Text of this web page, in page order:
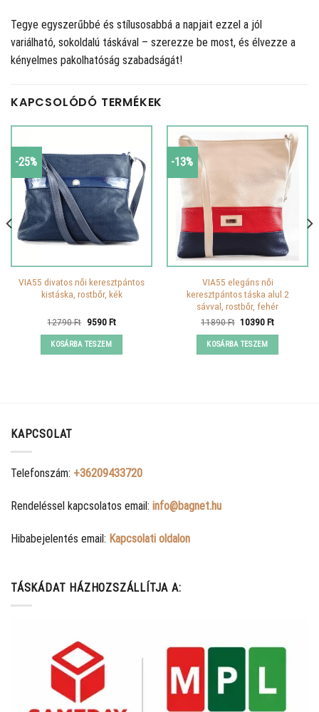
Tegye egyszerűbbé és stílusosabbá a napjait ezzel a jól
variálható, sokoldalú táskával – szerezze be most, és élvezze a
kényelmes pakolhatóság szabadságát!
KAPCSOLÓDÓ TERMÉKEK
-25%
VIA55 divatos női keresztpántos
kistáska, rostbőr, kék
12790Ft Original
was:
12790 Ft.
9590FtCurrent
KOSÁRBA TESZEM
-13%
VIA55 elegáns női
keresztpántos táska alul 2
sávval, rostbőr, fehér
11890Ft Original
was:
11890 Ft.
10390FtCurrent
KOSÁRBA TESZEM
KAPCSOLAT
Telefonszám: +36209433720
Rendeléssel kapcsolatos email: info@bagnet.hu
Hibabejelentés email: Kapcsolati oldalon
TÁSKÁDAT HÁZHOZSZÁLLÍTJA A: